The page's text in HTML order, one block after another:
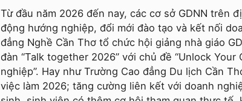
Từ đầu năm 2026 đến nay, các cơ sở GDNN trên
động hướng nghiệp, đổi mới đào tạo và kết nối
đẳng Nghề Cần Thơ tổ chức hội giảng nhà giáo
đàn “Talk together 2026” với chủ đề “Unlock
nghiệp”. Hay như Trường Cao đẳng Du lịch Cần
việc làm 2026; tăng cường liên kết với doanh